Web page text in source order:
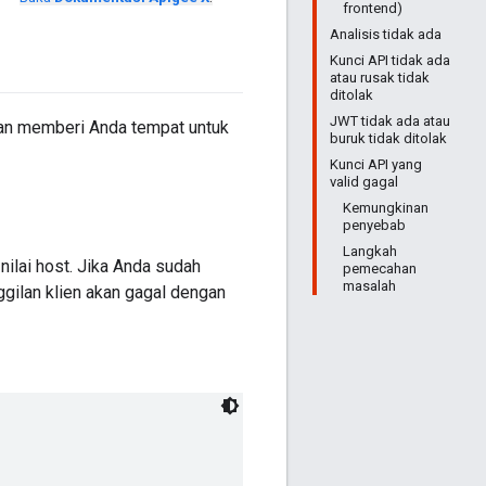
frontend)
Analisis tidak ada
Kunci API tidak ada
atau rusak tidak
ditolak
JWT tidak ada atau
buruk tidak ditolak
Kunci API yang
valid gagal
Kemungkinan
penyebab
Langkah
pemecahan
masalah
memberi Anda tempat untuk
host. Jika Anda sudah
klien akan gagal dengan